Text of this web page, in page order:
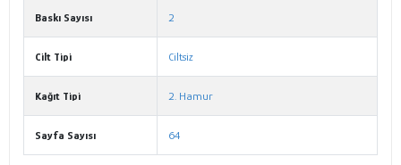
Baskı Sayısı 2
Cilt Tipi Ciltsiz
Kağıt Tipi 2. Hamur
Sayfa Sayısı 64